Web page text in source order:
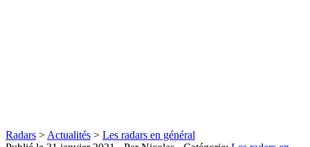
Radars > Actualités > Les radars en général